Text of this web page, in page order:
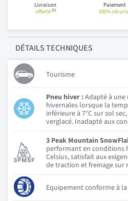
Livraison
offerte(1)
Paiement
100%
DÉTAILSTECHNIQUES
Tourisme
Pneu hiver :Adapté à
hivernales lorsque la
inférieure à 7°C sur sol
verglacé. Inadapté aux
3 Peak Mountain
performant en conditions
Celsius, satisfait aux
de traction et freinage sur
Equipement conforme à